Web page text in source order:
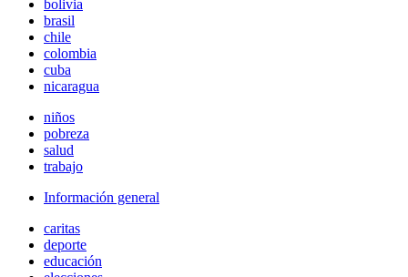
bolivia
brasil
chile
colombia
cuba
nicaragua
niños
pobreza
salud
trabajo
Información general
caritas
deporte
educación